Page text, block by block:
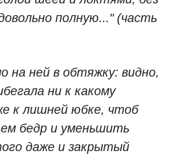
полную..." (часть
на ней в обтяжку: видно,
ни к какому
к лишней юбке, чтоб
бедр и уменьшить
даже и закрытый